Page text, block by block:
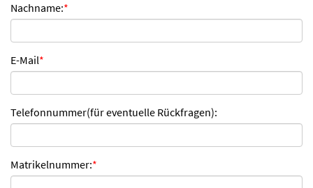
Nachname:*
E-Mail*
Telefonnummer(für eventuelle Rückfragen):
Matrikelnummer:*